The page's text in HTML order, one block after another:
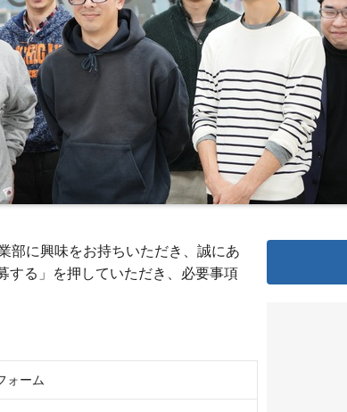
部に興味をお持ちいただき、誠にあ
する」を押していただき、必要事項
ォーム